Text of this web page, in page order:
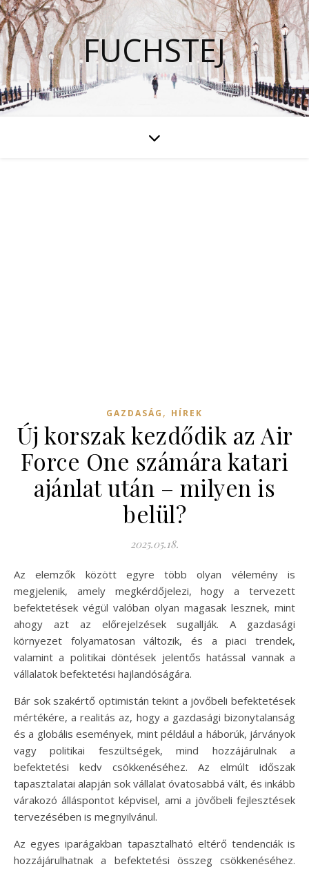
FUCHSTEJ
GAZDASÁG , HÍREK
Új korszak kezdődik az Air
Force One számára katari
ajánlat után – milyen is
belül?
2025.05.18.
Az elemzők között egyre több olyan vélemény is
megjelenik, amely megkérdőjelezi, hogy a tervezett
befektetések végül valóban olyan magasak lesznek, mint
ahogy azt az előrejelzések sugallják. A gazdasági
környezet folyamatosan változik, és a piaci trendek,
valamint a politikai döntések jelentős hatással vannak a
vállalatok befektetési hajlandóságára.
Bár sok szakértő optimistán tekint a jövőbeli befektetések
mértékére, a realitás az, hogy a gazdasági bizonytalanság
és a globális események, mint például a háborúk, járványok
vagy politikai feszültségek, mind hozzájárulnak a
befektetési kedv csökkenéséhez. Az elmúlt időszak
tapasztalatai alapján sok vállalat óvatosabbá vált, és inkább
várakozó álláspontot képvisel, ami a jövőbeli fejlesztések
tervezésében is megnyilvánul.
Az egyes iparágakban tapasztalható eltérő tendenciák is
hozzájárulhatnak a befektetési összeg csökkenéséhez.